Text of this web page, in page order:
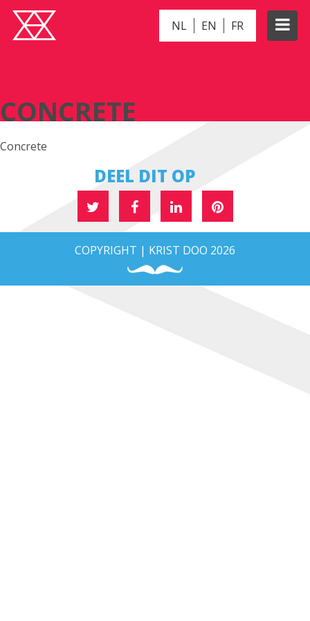
NL EN FR
CONCRETE
Concrete
DEEL DIT OP
COPYRIGHT | KRIST DOO 2026